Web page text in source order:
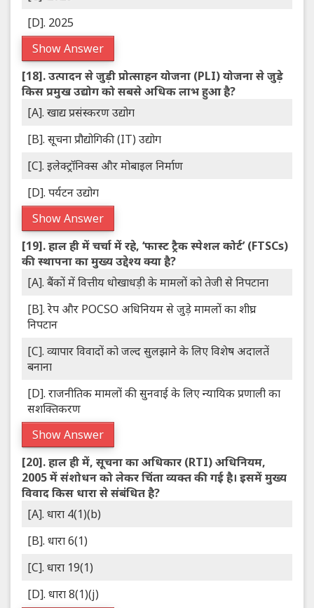
[D]. 2025
Show Answer
[18].उत्पादन से जुड़ी प्रोत्साहन योजना (PLI) योजना से जुड़े
किस प्रमुख उद्योग को सबसे अधिक लाभ हुआ है?
[A]. खाद्य प्रसंस्करण उद्योग
[B]. सूचना प्रौद्योगिकी (IT) उद्योग
[C]. इलेक्ट्रॉनिक्स और मोबाइल निर्माण
[D]. पर्यटन उद्योग
Show Answer
[19].हाल ही में चर्चा में रहे, ‘फास्ट ट्रैक स्पेशल कोर्ट’ (FTSCs)
की स्थापना का मुख्य उद्देश्य क्या है?
[A]. बैंकों में वित्तीय धोखाधड़ी के मामलों को तेजी से निपटाना
[B]. रेप और POCSO अधिनियम से जुड़े मामलों का शीघ्र
निपटान
[C]. व्यापार विवादों को जल्द सुलझाने के लिए विशेष अदालतें
बनाना
[D]. राजनीतिक मामलों की सुनवाई के लिए न्यायिक प्रणाली का
सशक्तिकरण
Show Answer
[20].हाल ही में, सूचना का अधिकार (RTI) अधिनियम,
2005 में संशोधन को लेकर चिंता व्यक्त की गई है। इसमें मुख्य
विवाद किस धारा से संबंधित है?
[A]. धारा 4(1)(b)
[B]. धारा 6(1)
[C]. धारा 19(1)
[D]. धारा 8(1)(j)